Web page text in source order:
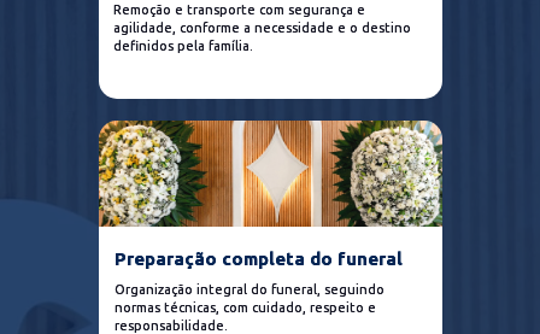
Remoção e transporte com segurança e
agilidade, conforme a necessidade e o destino
definidos pela família.
Organização integral do funeral, seguindo
normas técnicas, com cuidado, respeito e
responsabilidade.
Preparação completa do funeral
Preparação completa do funeral
aéreo
Remoção e transporte com segurança e
agilidade, conforme a necessidade e o destino
definidos pela família.
Organização integral do funeral, seguindo
normas técnicas, com cuidado, respeito e
responsabilidade.
Translado terrestre e
aéreo
Remoção e transporte com segurança e
agilidade, conforme a necessidade e o
destino definidos pela família.